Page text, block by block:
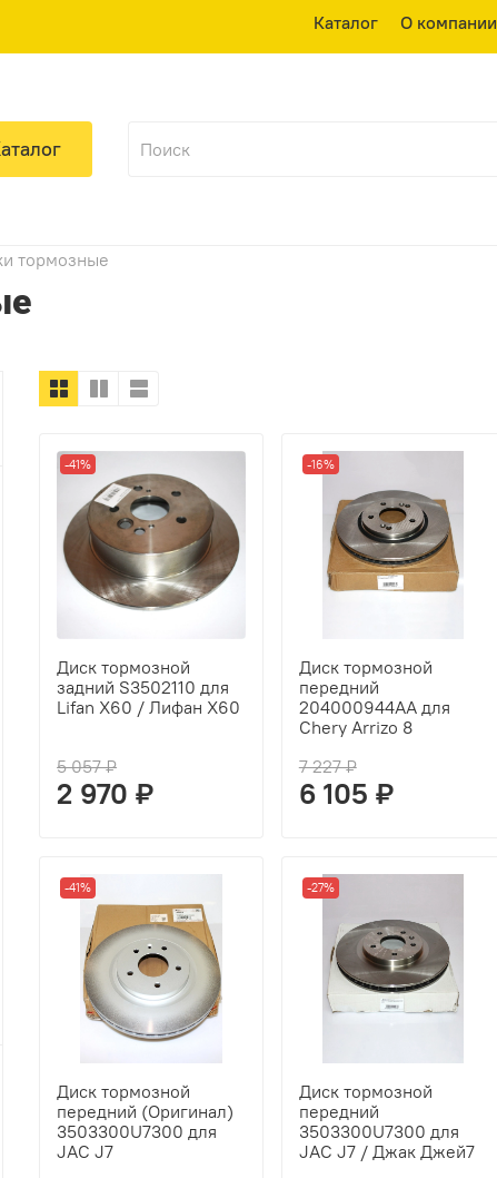
Каталог О компании
тормозные
-41%
Диск тормозной
задний S3502110 для
Lifan X60 / Лифан X60
5 057 ₽
2 970 ₽
-16%
Диск тормозной
передний
204000944AA для
Chery Arrizo 8
7 227 ₽
6 105 ₽
-41%
Диск тормозной
передний (Оригинал)
3503300U7300 для
JAC J7
-27%
Диск тормозной
передний
3503300U7300 для
JAC J7 / Джак Джей7